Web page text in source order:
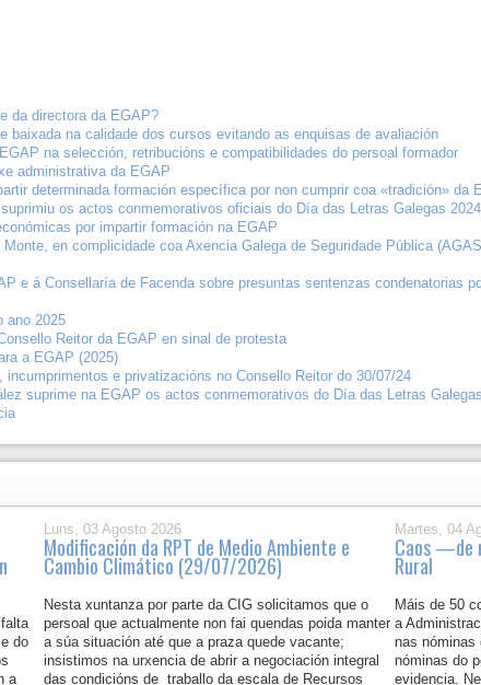
da directora da EGAP?
baixada na calidade dos cursos evitando as enquisas de avaliación
na selección, retribucións e compatibilidades do persoal formador
administrativa da EGAP
determinada formación específica por non cumprir coa «tradición» da
os actos conmemorativos oficiais do Día das Letras Galegas
por impartir formación na EGAP
en complicidade coa Axencia Galega de Seguridade Pública
e á Consellaría de Facenda sobre presuntas sentenzas condenatorias
ano 2025
Reitor da EGAP en sinal de protesta
a EGAP (2025)
e privatizacións no Consello Reitor do 30/07/24
suprime na EGAP os actos conmemorativos do Día das Letras
do
a
Luns, 03 Agosto 2026
Modificación da RPT de Medio Ambiente e
Cambio Climático (29/07/2026)
Nesta xuntanza por parte da CIG solicitamos que o
persoal que actualmente non fai quendas poida manter
a súa situación até que a praza quede vacante;
insistimos na urxencia de abrir a negociación integral
das condicións de traballo da escala de Recursos
Martes, 04
Caos —de
Rural
Máis de 50
a
nas
nóminas do
evidencia.